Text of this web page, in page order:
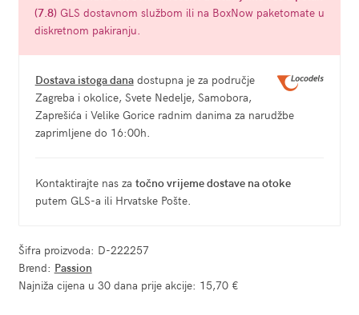
(7.8) GLS dostavnom službom ili na BoxNow paketomate u
diskretnom pakiranju.
Dostava istoga danadostupna je za područje
Zagreba i okolice, Svete Nedelje, Samobora,
Zaprešića i Velike Gorice radnim danima za narudžbe
zaprimljene do 16:00h.
Kontaktirajte nas za točno vrijeme dostave na otoke
putem GLS-a ili Hrvatske Pošte.
Šifra proizvoda: D-222257
Brend: Passion
Najniža cijena u 30 dana prije akcije: 15,70 €